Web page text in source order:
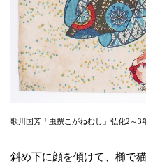
歌川国芳「虫撰こがねむし」弘化2～3
斜め下に顔を傾けて、櫛で